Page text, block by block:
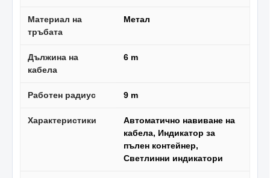
Материал на
тръбата
Метал
Дължина на
кабела
6 m
Работен радиус 9 m
Характеристики
Автоматично навиване на
кабела, Индикатор за
пълен контейнер,
Светлинни индикатори